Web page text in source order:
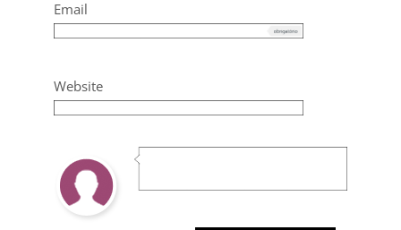
Email
Website